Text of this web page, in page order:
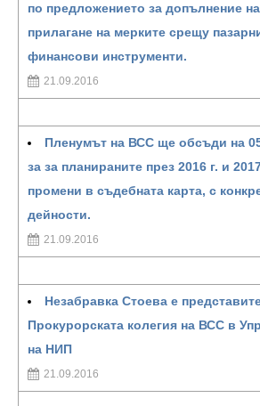
по предложението за допълнение
прилагане на мерките срещу
финансови инструменти.
21.09.2016
Пленумът на ВСС ще обсъди на
за за планираните през 2016 г. и
промени в съдебната карта, с
дейности.
21.09.2016
Незабравка Стоева е
Прокурорската колегия на ВСС в
на НИП
21.09.2016